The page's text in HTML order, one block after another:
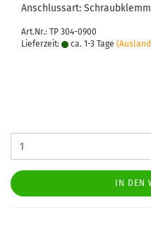
An­schluss­art:
Art.Nr.: TP 304-0900
Lieferzeit:
ca. 1-3 Tage
IN DEN